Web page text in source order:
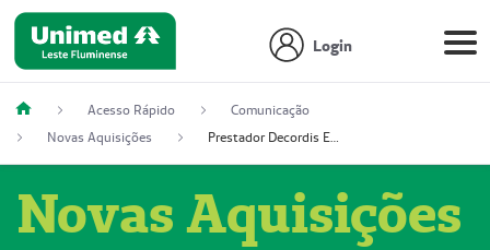
Login
Acesso Rápido
Comunicação
Novas Aquisições
Prestador Decordis Exames Cardiológicos LTDA (51004347-4)
Novas Aquisições